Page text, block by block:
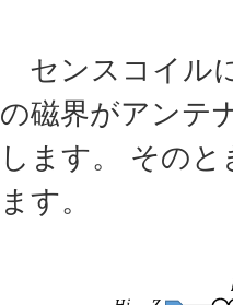
センスコイル
の磁界がアンテ
します。 その
ます。